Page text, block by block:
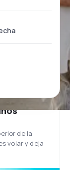
de la
volar y deja